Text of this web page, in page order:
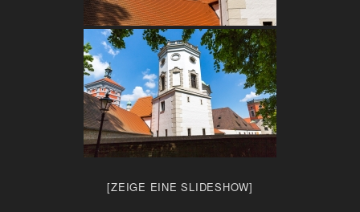
[ZEIGE EINE SLIDESHOW]